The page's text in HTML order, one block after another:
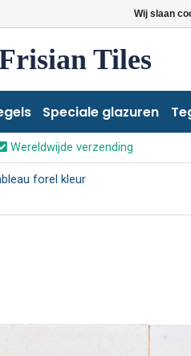
Wij slaan
Tiles
Speciale glazuren
Wereldwijde verzending
forel kleur